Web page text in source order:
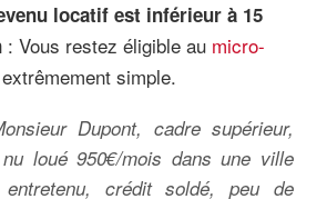
locatif est inférieur à 15
: Vous restez éligible au micro-
simple.
Dupont, cadre supérieur,
loué 950€/mois dans une ville
entretenu, crédit soldé, peu de